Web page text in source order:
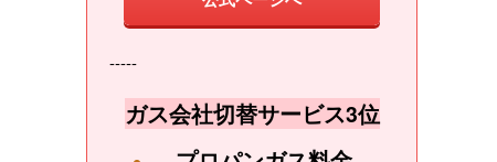
-----
ガス会社切替サービス3位